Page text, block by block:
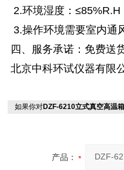
2.环境湿度：≤85%R.H
3.操作环境需要室内通
四、服务承诺：免费送
北京中科环试仪器有限
如果你对DZF-6210立式真空高温箱
产品：